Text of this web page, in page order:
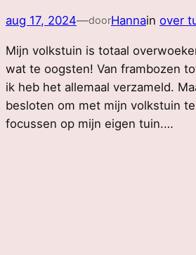
aug 17, 2024—doorHannain over
Mijn volkstuin is totaal
wat te oogsten! Van frambozen
ik heb het allemaal verzameld.
besloten om met mijn volkstuin
focussen op mijn eigen tuin.…